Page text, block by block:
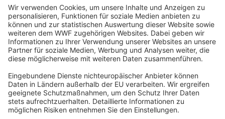
Ihre Spende kann steuerlich geltend gemacht werden
Registriert als Stiftung WWF Deutschland, Senatsverwaltung für
Justiz Berlin, Az: 3416/976/2
Umsatzsteuer-Identifikationsnummer: DE 114236103
Freistellungsbescheid: Als gemeinnützige Körperschaft befreit
von der Körperschaftssteuer gem. §5 I 9 KStg. unter der
Steuernummer 27/641/09321